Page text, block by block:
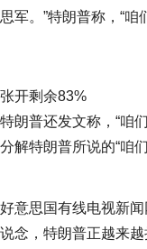
思军。”特朗普称，“咱
张开剩余83%
特朗普还发文称，“咱
分解特朗普所说的“咱们
好意思国有线电视新
说念，特朗普正越来